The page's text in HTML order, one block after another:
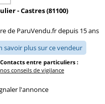
- Castres (81100)
de ParuVendu.fr depuis 15 ans
savoir plus sur ce vendeur
Contacts entre particuliers :
nos conseils de vigilance
l'annonce